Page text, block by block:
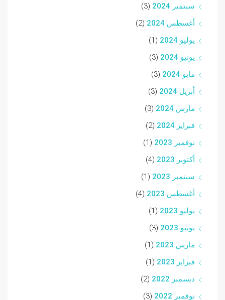
سبتمبر 2024
(3)
أغسطس 2024
(2)
يوليو 2024
(1)
يونيو 2024
(3)
مايو 2024
(3)
أبريل 2024
(3)
مارس 2024
(3)
فبراير 2024
(2)
نوفمبر 2023
(1)
أكتوبر 2023
(4)
سبتمبر 2023
(1)
أغسطس 2023
(4)
يوليو 2023
(1)
يونيو 2023
(3)
مارس 2023
(1)
فبراير 2023
(1)
ديسمبر 2022
(2)
نوفمبر 2022
(3)